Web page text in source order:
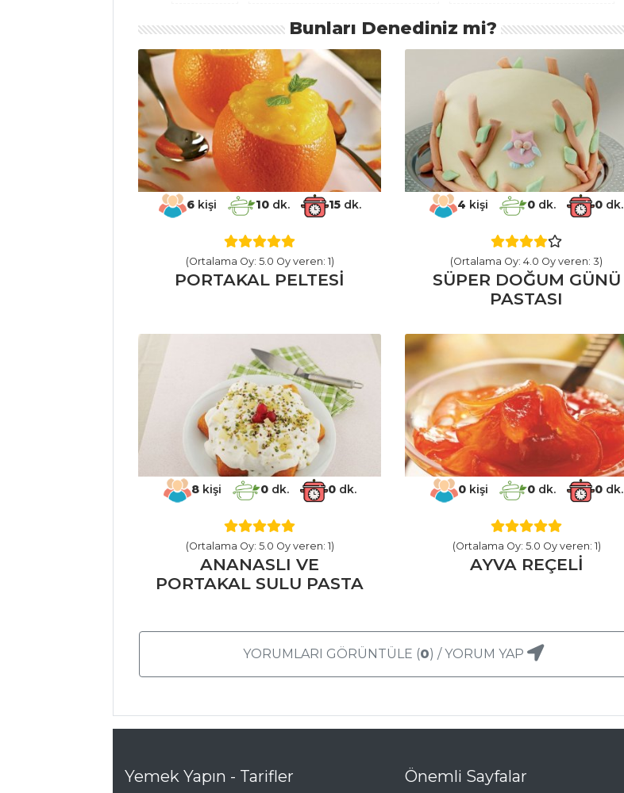
BEYAZ ÇİKOLATALI
MASTERCHEF
Masterchef Tüm
Bunları Denediniz mi?
6kişi 10dk. 15dk.
(Ortalama Oy: 5.0 Oy veren: 1)
PORTAKAL PELTESİ
4 kişi 0 dk. 0 dk.
(Ortalama Oy: 4.0 Oy veren: 3)
SÜPER DOĞUM GÜNÜ
PASTASI
8kişi 0dk. 0dk.
(Ortalama Oy: 5.0 Oy veren: 1)
ANANASLI VE
PORTAKAL SULU PASTA
0kişi 0dk. 0dk.
(Ortalama Oy: 5.0 Oy veren: 1)
AYVA REÇELİ
YORUMLARI GÖRÜNTÜLE (0) / YORUM YAP
Yemek Yapın - Tarifler Önemli Sayfalar